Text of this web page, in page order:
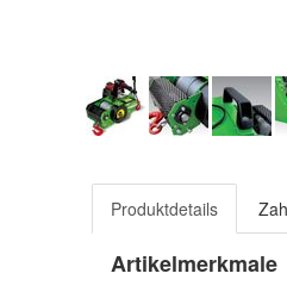
Produktdetails
Artikelmerkmale